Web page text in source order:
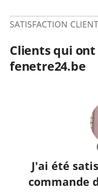
SATISFACTION
Clients qui
fenetre24.be
J'ai été
commande